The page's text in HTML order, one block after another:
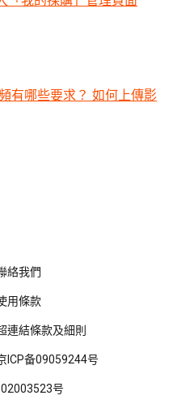
有哪些要求？ 如何上傳影
絡我們
用條款
連結條款及細則
ICP备09059244号
号